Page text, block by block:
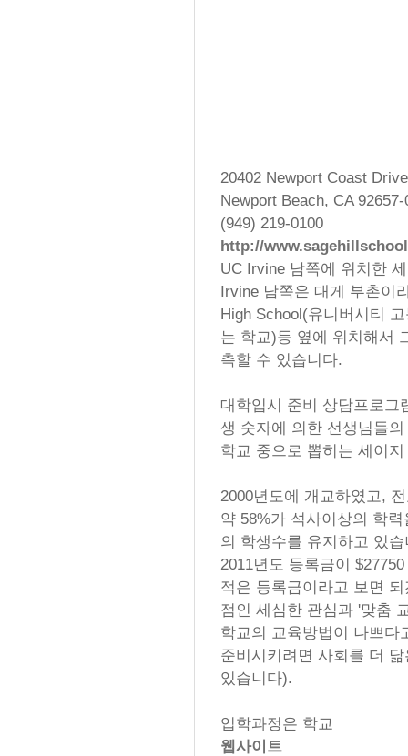
20402 Newport Coast Drive
Newport Beach, CA 92657-
(949) 219-0100
http://
UC Irvine 남쪽에 위치한
Irvine 남쪽은 대게 부촌이
High School(유니버시티
는 학교)등 옆에 위치해서
측할 수 있습니다.
대학입시 준비 상담프로그
생 숫자에 의한 선생님들
학교 중으로 뽑히는 세이
2000년도에 개교하였고,
약 58%가 석사이상의 학
의 학생수를 유지하고 있
2011년도 등록금이
적은 등록금이라고 보면
점인 세심한 관심과 '맞춤
학교의 교육방법이 나쁘다
준비시키려면 사회를 더
있습니다).
입학과정은 학교
웹사이트